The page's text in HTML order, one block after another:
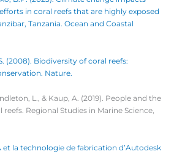
in coral reefs that are highly exposed
Tanzania. Ocean and Coastal
(2008). Biodiversity of coral reefs:
Nature.
L., & Kaup, A. (2019). People and the
Regional Studies in Marine Science,
et la technologie de fabrication d’Autodesk